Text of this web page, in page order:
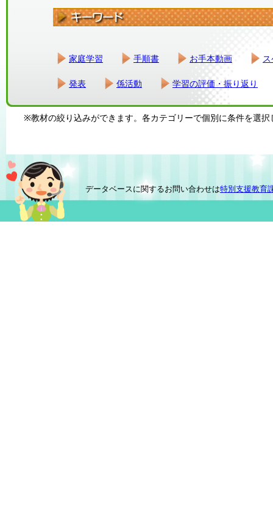
家庭学習 手順書 お手本動画
発表 係活動 学習の評価・振り返り
※教材の絞り込みができます。各カテゴリーで個別に条件を選択
データベースに関するお問い合わせは特別支援教育